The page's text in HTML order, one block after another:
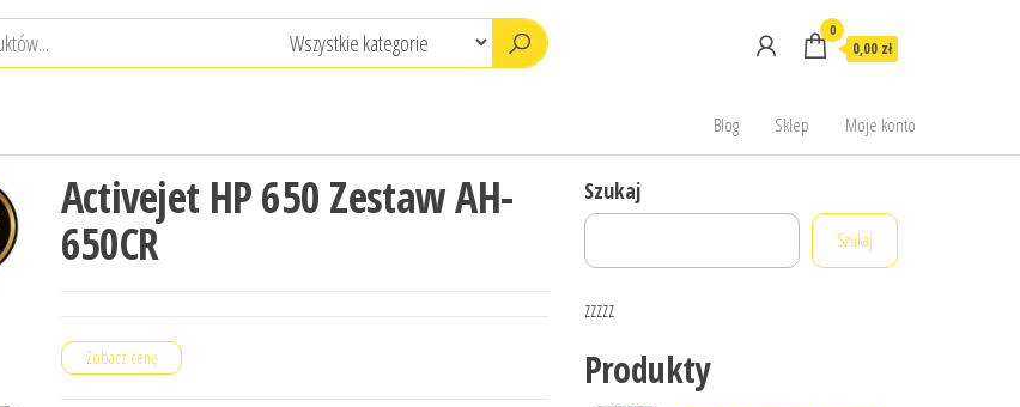
0
0,00 zł
Blog Sklep Moje konto
Activejet HP 650 Zestaw AH-
650CR
Zobacz cenę
Szukaj
Szukaj
zzzzz
Produkty